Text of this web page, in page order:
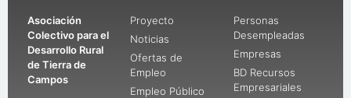
Asociación
Colectivo para el
Desarrollo Rural
de Tierra de
Campos
Proyecto
Noticias
Ofertas de
Empleo
Empleo Público
Personas
Desempleadas
Empresas
BD Recursos
Empresariales